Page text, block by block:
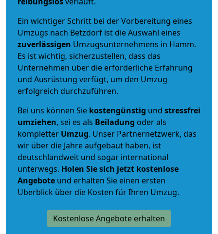
Ein wichtiger Schritt bei der Vorbereitung eines
Umzugs nach Betzdorf ist die Auswahl eines
zuverlässigen Umzugsunternehmens in Hamm.
Es ist wichtig, sicherzustellen, dass das
Unternehmen über die erforderliche Erfahrung
und Ausrüstung verfügt, um den Umzug
erfolgreich durchzuführen.
Bei uns können Sie kostengünstig und stressfrei
umziehen, sei es als Beiladung oder als
kompletter Umzug. Unser Partnernetzwerk, das
wir über die Jahre aufgebaut haben, ist
deutschlandweit und sogar international
unterwegs. Holen Sie sich jetzt kostenlose
Angebote und erhalten Sie einen ersten
Überblick über die Kosten für Ihren Umzug.
Kostenlose Angebote erhalten